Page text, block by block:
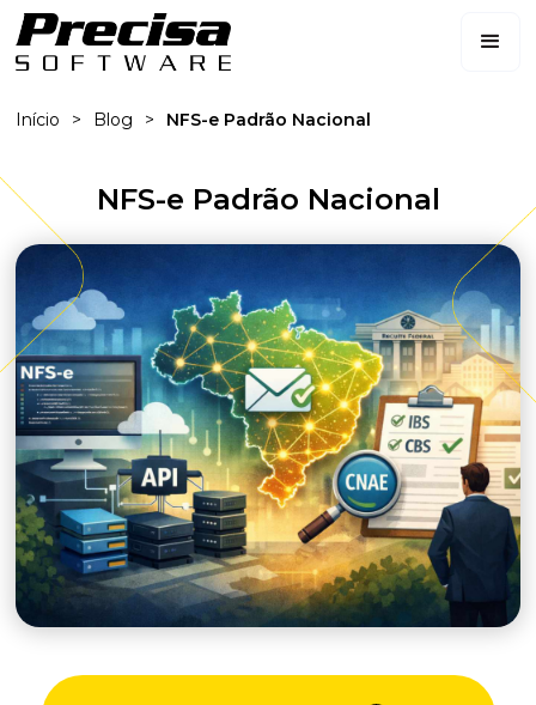
Início > Blog > NFS-e Padrão Nacional
NFS-e Padrão Nacional